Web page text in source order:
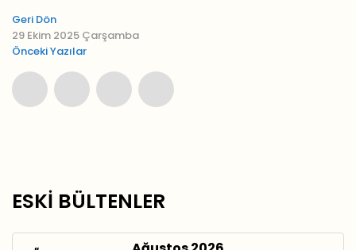
Geri Dön
29 Ekim 2025 Çarşamba
Önceki Yazılar
ESKİ BÜLTENLER